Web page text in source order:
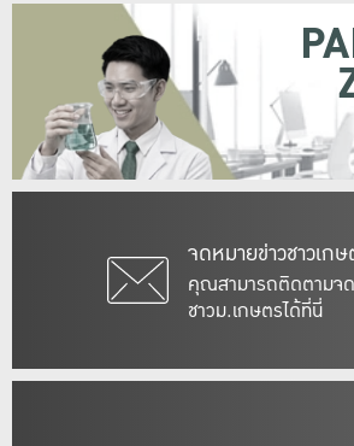
จดหมายข่าวชาวเก
คุณสามารถติดตามจ
ชาวม.เกษตรได้ที่นี่